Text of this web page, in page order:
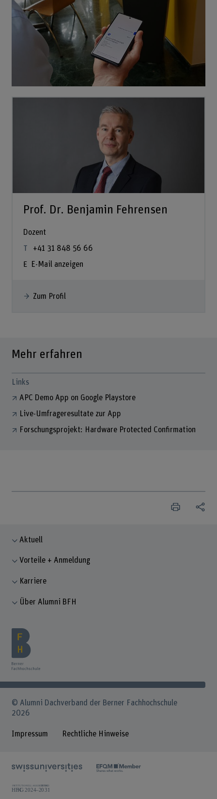
Prof. Dr. Benjamin Fehrensen
Dozent
+41 31 848 56 66
E-Mail anzeigen
Zum Profil
Mehr erfahren
Links
APC Demo App on Google Playstore
Live-Umfrageresultate zur App
Forschungsprojekt: Hardware Protected Confirmation
Aktuell
Vorteile + Anmeldung
Karriere
Über Alumni BFH
© Alumni Dachverband der Berner Fachhochschule
2026
Impressum Rechtliche Hinweise